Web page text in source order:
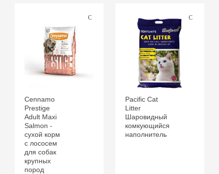
Cennamo
Prestige
Adult Maxi
Salmon -
сухой корм
с лососем
для собак
крупных
пород
Pacific Cat
Litter
Шаровидный
комкующийся
наполнитель